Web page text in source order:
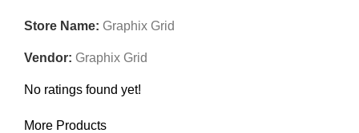
Store Name: Graphix Grid
Vendor: Graphix Grid
No ratings found yet!
More Products